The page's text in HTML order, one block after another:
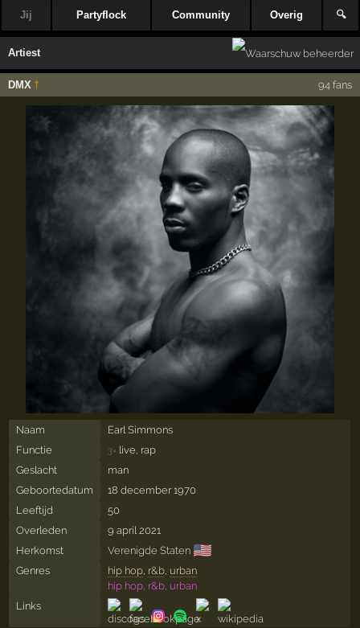
Jij Partyflock Community Overig 🔍
Artiest
DMX † 94 fans
Naam
Earl Simmons
Functie
3× live, rap
Geslacht
man
Geboortedatum
18 december 1970
Leeftijd
50
Overleden
9 april 2021
Herkomst
Verenigde Staten 🇺🇸
Genres hip hop, r&b, urban
hip hop, r&b, urban
Links